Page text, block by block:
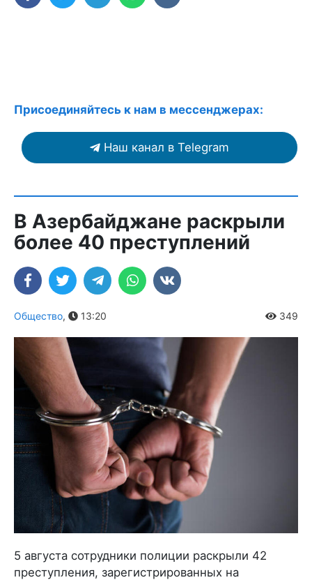
Присоединяйтесь к нам в мессенджерах:
Наш канал в Telegram
В Азербайджане раскрыли
более 40 преступлений
Общество, 13:20 349
5 августа сотрудники полиции раскрыли 42
преступления, зарегистрированных на